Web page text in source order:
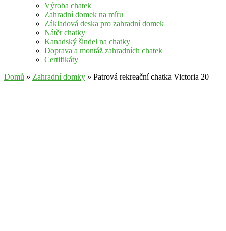
Výroba chatek
Zahradní domek na míru
Základová deska pro zahradní domek
Nátěr chatky
Kanadský šindel na chatky
Doprava a montáž zahradních chatek
Certifikáty
Domů » Zahradní domky » Patrová rekreační chatka Victoria 20